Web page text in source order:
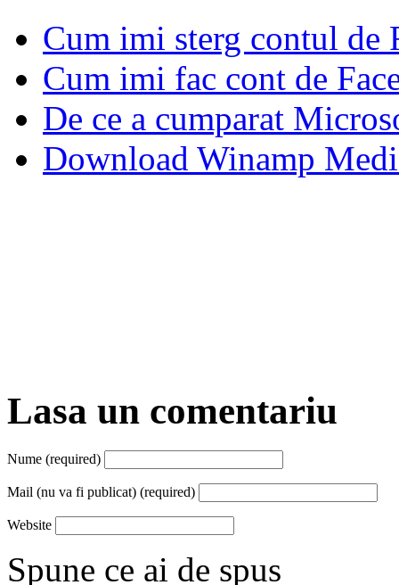
Cum imi sterg contul de
Cum imi fac cont de
De ce a cumparat
Download Winamp
Lasa un comentariu
Nume (required)
Mail (nu va fi publicat) (required)
Website
Spune ce ai de spus